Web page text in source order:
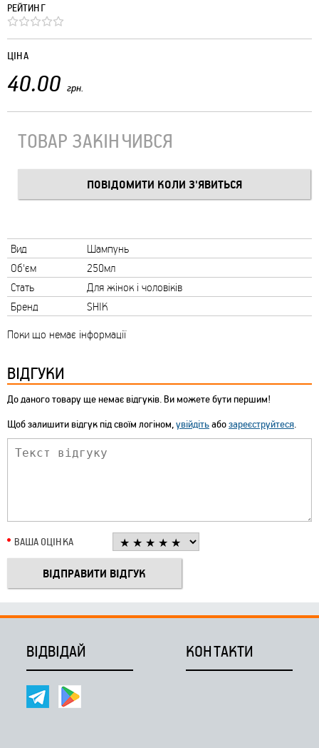
РЕЙТИНГ
ЦІНА
40.00 грн.
ТОВАР ЗАКІНЧИВСЯ
Вид
Шампунь
Об'єм
250мл
Стать
Для жінок і чоловіків
Бренд
SHIK
Поки що немає інформації
ВІДГУКИ
До даного товару ще немає відгуків. Ви можете бути першим!
Щоб залишити відгук під своїм логіном,увійдітьабозареєструйтеся.
ВАША ОЦІНКА
ВІДВІДАЙ КОНТАКТИ